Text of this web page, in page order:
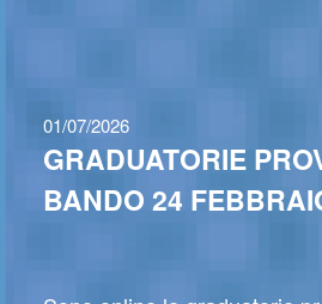
01/07/2026
GRADUATORIE
BANDO 24